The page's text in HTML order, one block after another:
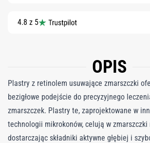
4.8 z 5
OPIS
Plastry z retinolem usuwające zmarszczki
bezigłowe podejście do precyzyjnego
zmarszczek. Plastry te, zaprojektowane w
technologii mikrokonów, celują w zmarszczki
dostarczając składniki aktywne głębiej i